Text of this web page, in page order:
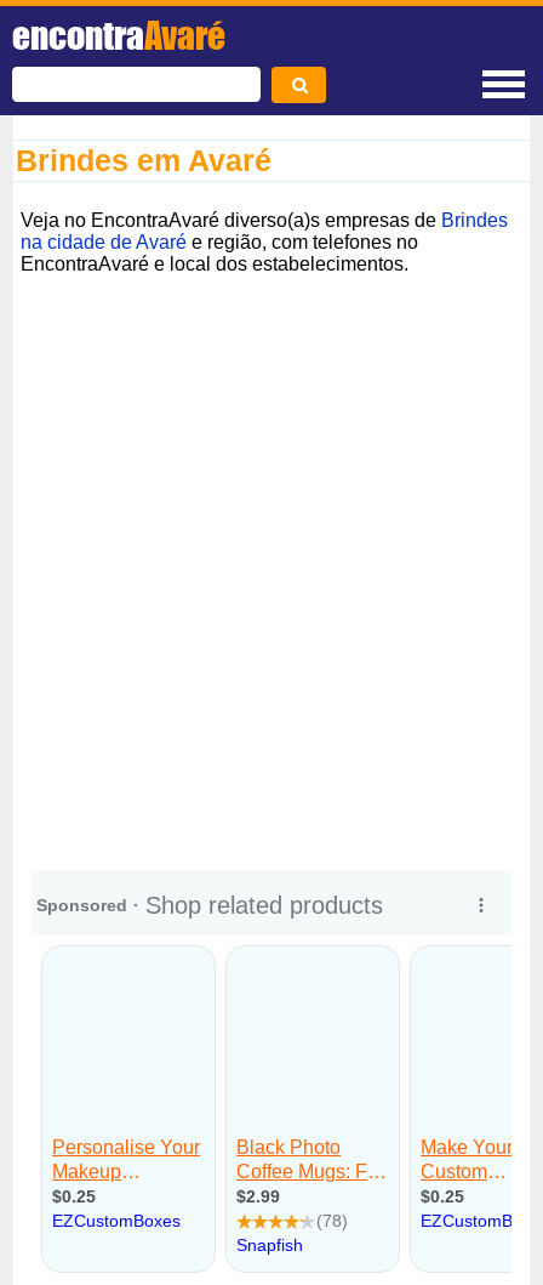
encontraAvaré
Brindes em Avaré
Veja no EncontraAvaré diverso(a)s empresas de Brindes
na cidade de Avaré e região, com telefones no
EncontraAvaré e local dos estabelecimentos.